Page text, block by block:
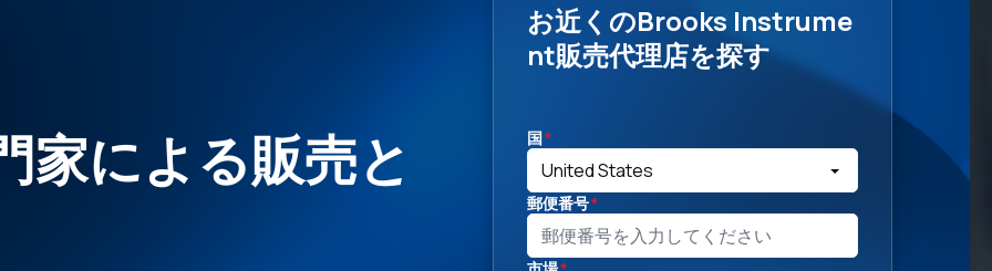
家による販売と
お近くのBrooks Instrume
nt販売代理店を探す
国*
郵便番号*